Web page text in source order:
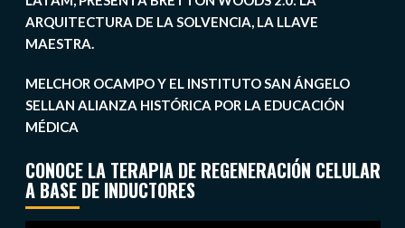
ARQUITECTURA DE LA SOLVENCIA, LA LLAVE
MAESTRA.
MELCHOR OCAMPO Y EL INSTITUTO SAN ÁNGELO
SELLAN ALIANZA HISTÓRICA POR LA EDUCACIÓN
MÉDICA
CONOCE LA TERAPIA DE REGENERACIÓN CELULAR
A BASE DE INDUCTORES